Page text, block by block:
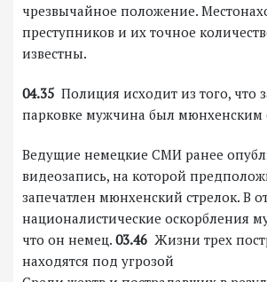
чрезвычайное положение.
преступников и их точное
известны.
04.35 Полиция исходит из того, что
парковке мужчина был мюнхенским
Ведущие немецкие СМИ ранее
видеозапись, на которой
запечатлен мюнхенский стрелок. В
националистические оскорбления
что он немец. 03.46 Жизни трех
находятся под угрозой